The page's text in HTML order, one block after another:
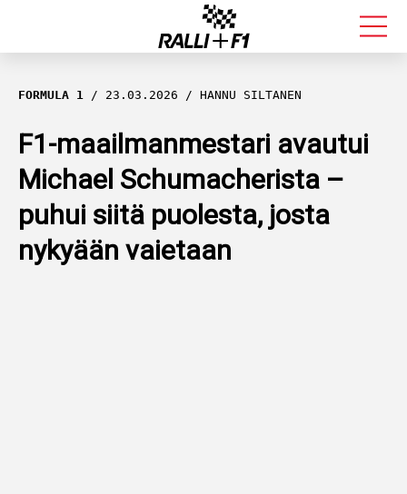
FORMULA 1
RALLI
KALLE ROVANPERÄ
VALTTERI BOTTAS
FORMULA 1 23.03.2026 HANNU SILTANEN
F1-maailmanmestari avautui
Michael Schumacherista –
puhui siitä puolesta, josta
nykyään vaietaan